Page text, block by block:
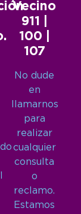
Vecino
911 |
100 |
107
No dude
en
llamarnos
para
realizar
cualquier
consulta
o
reclamo.
Estamos